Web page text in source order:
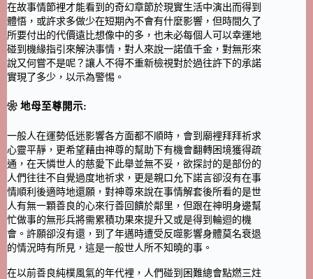
在故事情節裡才能看到的奇幻章節於現實生活中演出而得到
體悟，或許求多做少在短期內不會有什麼影響，但時間久了
所要付出的代價遠比想像中的多，也未必每個人可以幸運地
碰到機緣指引來解決事情，對人來說一諾值千金，對無形來
說又何嘗不是呢？讓人不得不重新檢視對於過往許下的承諾
實現了多少，以示為警惕。
❀ 地母至尊開示:
一般人在運勢低迷影響各方面都不順時，會到廟裡拜拜祈求
心靈平靜，更希望藉由神尊的幫助下有機會翻轉困境獲得疏
通，在天憐世人的慈愛下此舉並無不妥，欲探討的是部份的
人們往往不自覺過度地祈求，更是親口允下諾言卻沒有在事
情順利後適時地還願，對神尊來說在事情解套後所看的是世
人有無一顆善良的心來行善回饋於鄰里，但跟在神明身邊幫
忙做事的無形兵將需累積功果來提升又或是得到輪迴的機
會。許願卻沒有還，到了年邁時遭受反噬影響身體莫名衰退
的情況時有所見，這是一般世人所不知曉的事。
在以前善良純樸風氣的年代裡，人們碰到困難總會點燃三炷